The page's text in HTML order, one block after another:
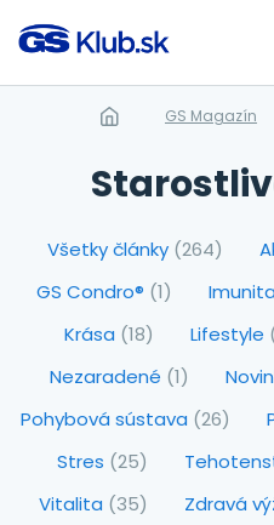
GS Magazín
Všetky články (264)
GS Condro® (1) Imunita
Krása (18) Lifestyle
Nezaradené (1)
Pohybová sústava (26)
Stres (25)
Vitalita (35) Zdravá